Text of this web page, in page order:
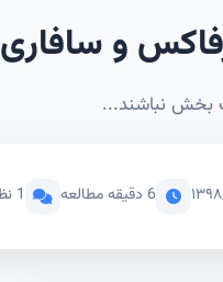
و سافاری
بخش نباشند...
۰۹ 6 دقیقه مطالعه 1 نظر